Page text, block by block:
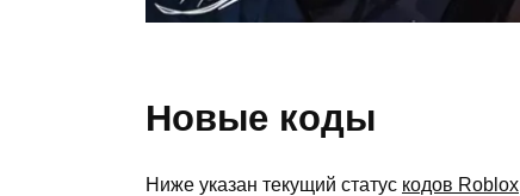
Новые коды
Ниже указан текущий статус кодов Roblox